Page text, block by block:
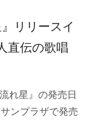
リリースイ
直伝の歌唱
れ星』の発売日
ンプラザで発売